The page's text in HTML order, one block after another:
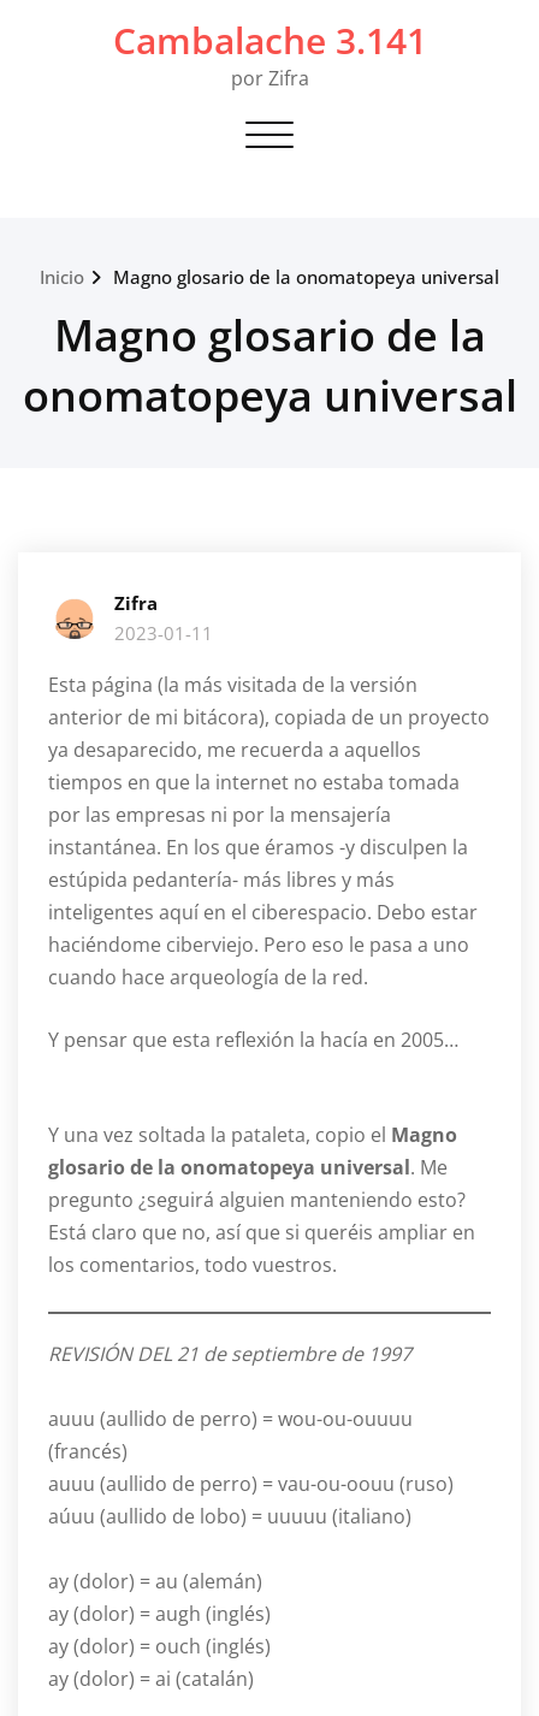
Cambalache 3.141
por Zifra
Alternar navegación
Inicio Magno glosario de la onomatopeya universal
Magno glosario de la
onomatopeya universal
Zifra
2023-01-11
Esta página (la más visitada de la versión
anterior de mi bitácora), copiada de un proyecto
ya desaparecido, me recuerda a aquellos
tiempos en que la internet no estaba tomada
por las empresas ni por la mensajería
instantánea. En los que éramos -y disculpen la
estúpida pedantería- más libres y más
inteligentes aquí en el ciberespacio. Debo estar
haciéndome ciberviejo. Pero eso le pasa a uno
cuando hace arqueología de la red.
Y pensar que esta reflexión la hacía en 2005…
Y una vez soltada la pataleta, copio el Magno
glosario de la onomatopeya universal. Me
pregunto ¿seguirá alguien manteniendo esto?
Está claro que no, así que si queréis ampliar en
los comentarios, todo vuestros.
REVISIÓN DEL 21 de septiembre de 1997
auuu (aullido de perro) = wou-ou-ouuuu
(francés)
auuu (aullido de perro) = vau-ou-oouu (ruso)
aúuu (aullido de lobo) = uuuuu (italiano)
ay (dolor) = au (alemán)
ay (dolor) = augh (inglés)
ay (dolor) = ouch (inglés)
ay (dolor) = ai (catalán)